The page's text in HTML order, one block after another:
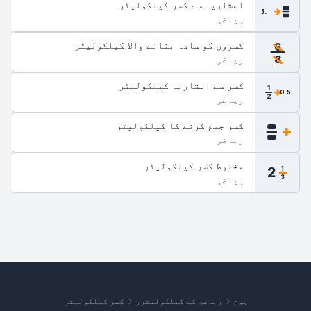
.5
اعشاریہ سے کسر کیلکولیٹر
ریاضی
6
8
کسروں کو سادہ بنانے والا کیلکولیٹر
ریاضی
1
2 0.5
کسر سے اعشاریہ کیلکولیٹر
ریاضی
کسر جمع کرنے کا کیلکولیٹر
ریاضی
2
1
3
مخلوط کسر کیلکولیٹر
ریاضی
ہوم ریاضی کے کیلکولیٹرز کسر کیلکولیٹر